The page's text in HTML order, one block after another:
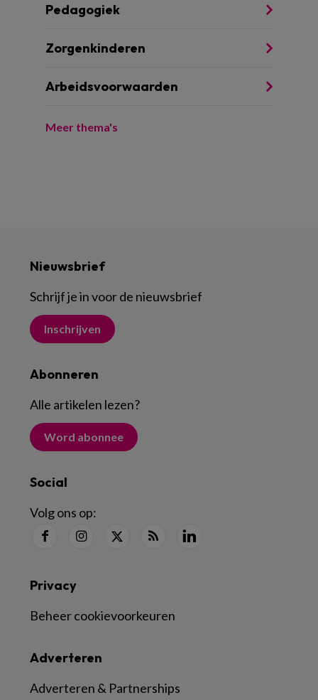
Pedagogiek
Zorgenkinderen
Arbeidsvoorwaarden
Meer thema's
Nieuwsbrief
Schrijf je in voor de nieuwsbrief
Inschrijven
Abonneren
Alle artikelen lezen?
Word abonnee
Social
Volg ons op:
Adverteren
Adverteren & Partnerships
Privacy
Beheer cookievoorkeuren